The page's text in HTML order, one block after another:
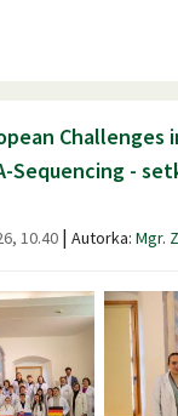
Challenges
Sequencing -
10.40 | Autorka: Mgr.